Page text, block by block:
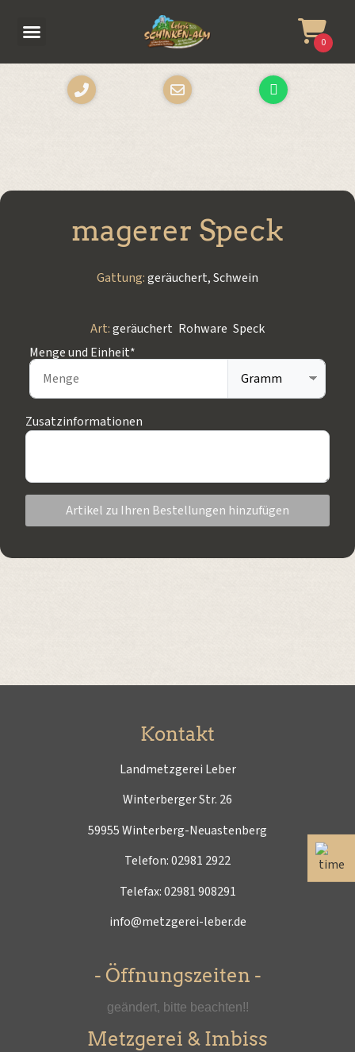
0
magerer Speck
Gattung:geräuchert,Schwein
Art:geräuchert Rohware Speck
Menge und Einheit*
Zusatzinformationen
Artikel zu Ihren Bestellungen hinzufügen
Kontakt
Landmetzgerei Leber
Winterberger Str. 26
59955 Winterberg-Neuastenberg
Telefon:02981 2922
Telefax: 02981 908291
info@metzgerei-leber.de
- Öffnungszeiten -
geändert, bitte beachten!!
Metzgerei & Imbiss